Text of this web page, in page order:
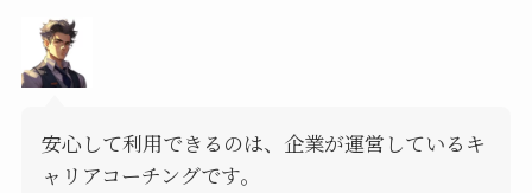
安心して利用できるのは、企業が運営しているキ
ャリアコーチングです。